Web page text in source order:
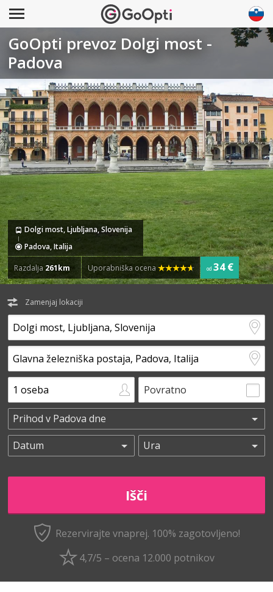
GoOpti prevoz Dolgi most -
Padova
Dolgi most, Ljubljana, Slovenija
Padova, Italija
Razdalja 261km Uporabniška ocena od 34 €
Zamenjaj lokaciji
Povratno
Rezervirajte vnaprej. 100% zagotovljeno!
4,7/5 – ocena 12.000 potnikov